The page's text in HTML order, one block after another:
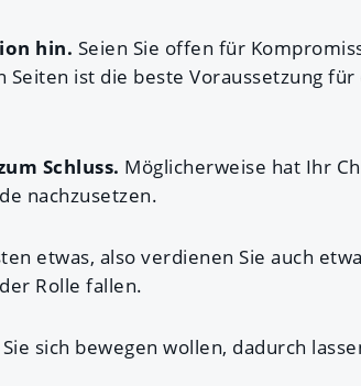
hin. Seien Sie offen für
ist die beste Voraussetzung für
Schluss. Möglicherweise hat Ihr
nachzusetzen.
etwas, also verdienen Sie auch
Rolle fallen.
sich bewegen wollen, dadurch